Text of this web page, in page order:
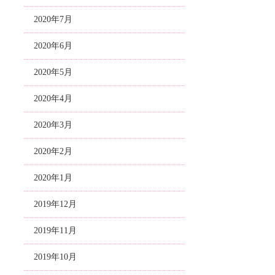
2020年7月
2020年6月
2020年5月
2020年4月
2020年3月
2020年2月
2020年1月
2019年12月
2019年11月
2019年10月